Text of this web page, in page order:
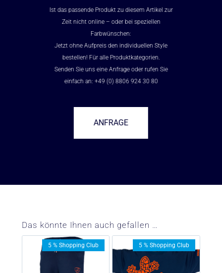
Ist das passende Produkt zu diesem Artikel zur
Zeit nicht online – oder bei speziellen
Farbwünschen:
Jetzt ohne Aufpreis den individuellen Style
bestellen! Für alle Produktkategorien.
Senden Sie uns eine Anfrage oder rufen Sie
einfach an: +49 (0) 8806 924 30 80
ANFRAGE
Das könnte Ihnen auch gefallen …
5 % Shopping Club 5 % Shopping Club